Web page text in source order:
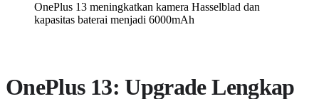
OnePlus 13 meningkatkan kamera Hasselblad dan
kapasitas baterai menjadi 6000mAh
OnePlus 13: Upgrade Lengkap